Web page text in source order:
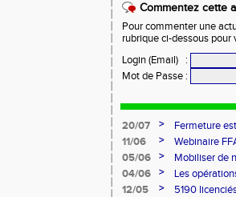
Commentez cette
Pour commenter une
rubrique ci-dessous
Login (Email)
:
Mot de Passe :
20/07 >
Fermeture
11/06
>
Webinaire
05/06
>
Mobiliser de
04/06
>
Les
12/05
>
5190